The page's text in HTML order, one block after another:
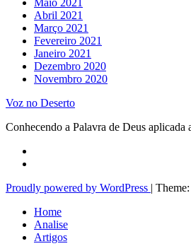
Abril 2021
Março 2021
Fevereiro 2021
Janeiro 2021
Dezembro 2020
Novembro 2020
Voz no Deserto
Conhecendo a Palavra de Deus aplicada
Proudly powered by WordPress | Theme:
Home
Analise
Artigos